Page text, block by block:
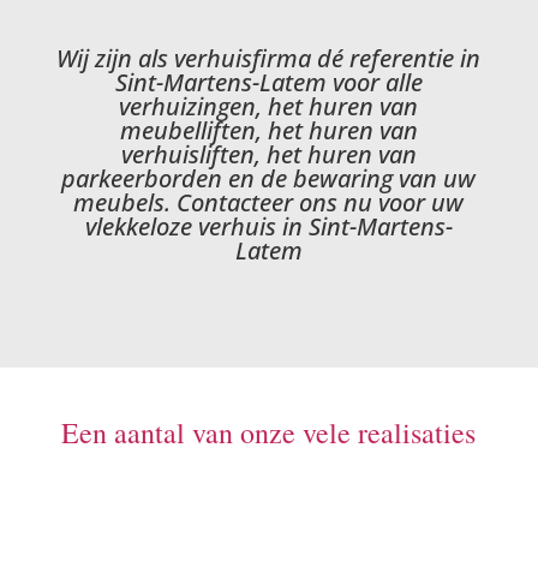
Wij zijn als verhuisfirma dé referentie in
Sint-Martens-Latem voor alle
verhuizingen, het huren van
meubelliften, het huren van
verhuisliften, het huren van
parkeerborden en de bewaring van uw
meubels. Contacteer ons nu voor uw
vlekkeloze verhuis in Sint-Martens-
Latem
Een aantal van onze vele realisaties